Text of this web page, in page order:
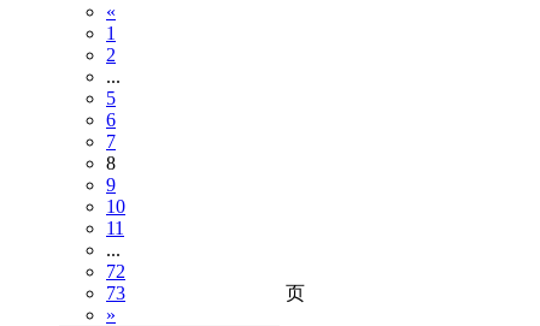
«
1
2
...
5
6
7
8
9
10
11
...
72
73
»
页